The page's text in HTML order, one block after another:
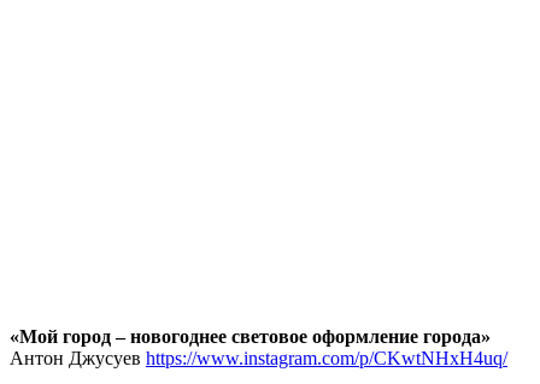
«Мой город – новогоднее световое оформление города»
Антон Джусуев https://www.instagram.com/p/CKwtNHxH4uq/